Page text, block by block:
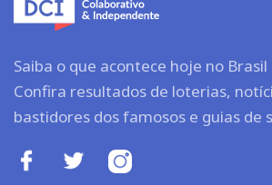
Saiba o que acontece hoje no
Confira resultados de loterias,
bastidores dos famosos e guias de